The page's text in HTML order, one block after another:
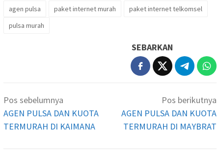
agen pulsa paket internet murah
paket internet telkomsel
pulsa murah
SEBARKAN
Navigasi
pos
Pos sebelumnya
AGEN PULSA DAN KUOTA
TERMURAH DI KAIMANA
Pos berikutnya
AGEN PULSA DAN KUOTA
TERMURAH DI MAYBRAT